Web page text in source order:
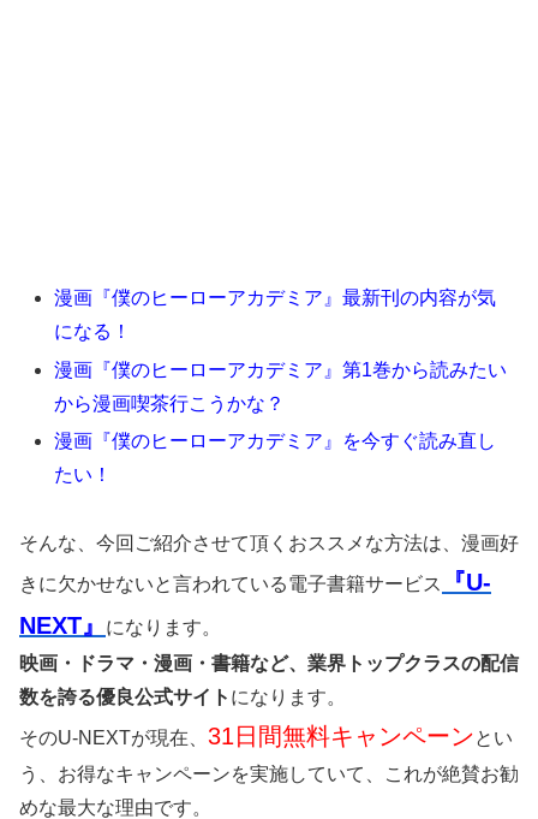
漫画『僕のヒーローアカデミア』最新刊の内容が気
になる！
漫画『僕のヒーローアカデミア』第1巻から読みたい
から漫画喫茶行こうかな？
漫画『僕のヒーローアカデミア』を今すぐ読み直し
たい！
そんな、今回ご紹介させて頂くおススメな方法は、漫画好
きに欠かせないと言われている電子書籍サービス
『U-
NEXT』
になります。
映画・ドラマ・漫画・書籍など、業界トップクラスの配信
数を誇る優良公式サイト になります。
そのU-NEXTが現在、 31日間無料キャンペーンとい
う、お得なキャンペーンを実施していて、これが絶賛お勧
めな最大な理由です。